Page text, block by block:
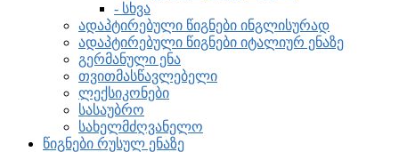
- სხვა
ადაპტირებული წიგნები ინგლისურად
ადაპტირებული წიგნები იტალიურ ენაზე
გერმანული ენა
თვითმასწავლებელი
ლექსიკონები
სასაუბრო
სახელმძღვანელო
წიგნები რუსულ ენაზე